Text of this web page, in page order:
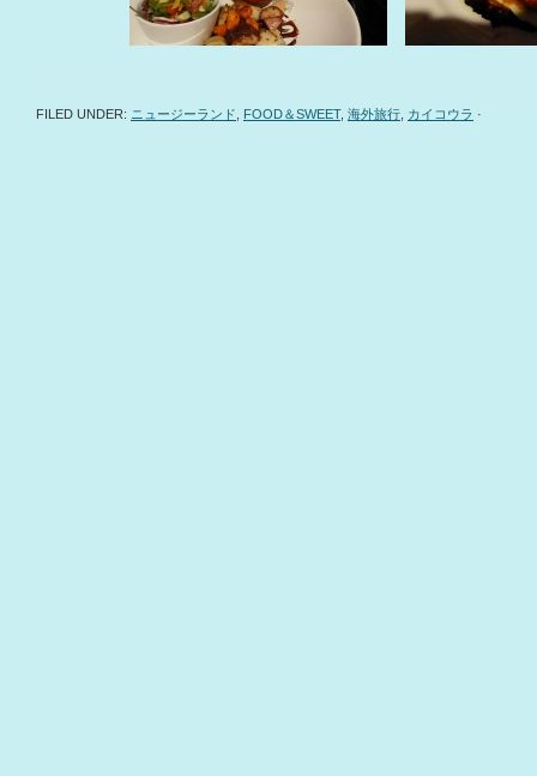
FILED UNDER: ニュージーランド FOOD＆SWEET, 海外旅行 カイコウラ ·